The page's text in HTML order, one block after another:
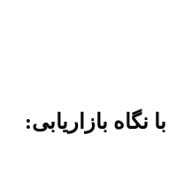
بازاریابی: